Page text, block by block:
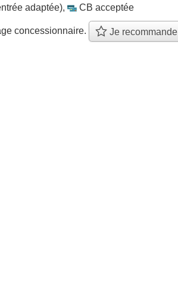
adaptée), CB acceptée
concessionnaire. Je recommande